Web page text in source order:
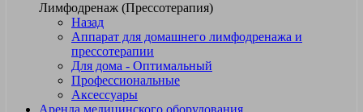
Лимфодренаж (Прессотерапия)
Назад
Аппарат для домашнего лимфодренажа и
прессотерапии
Для дома - Оптимальный
Профессиональные
Аксессуары
Аренда медицинского оборудования